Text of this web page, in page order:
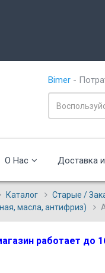
Bimer -
О Нас Доставка
Каталог Старые /
масла, антифриз)
работает до